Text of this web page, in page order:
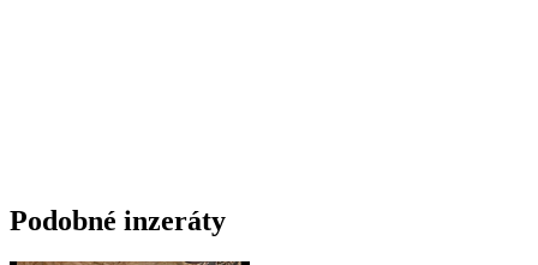
Podobné inzeráty